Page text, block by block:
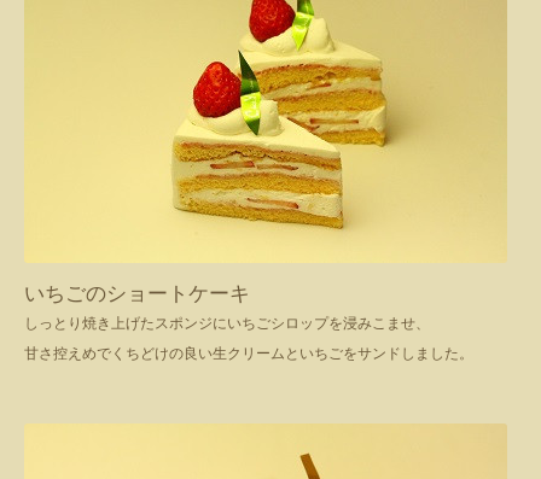
いちごのショートケーキ
しっとり焼き上げたスポンジにいちごシロップを浸みこませ、
甘さ控えめでくちどけの良い生クリームといちごをサンドしました。